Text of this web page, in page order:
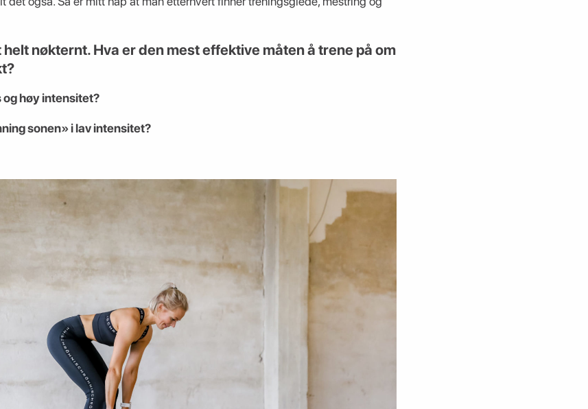
helt nøkternt. Hva er den mest effektive måten å trene på om
og høy intensitet?
sonen» i lav intensitet?